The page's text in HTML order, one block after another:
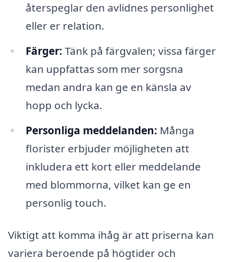
återspeglar den avlidnes personlighet
eller er relation.
Färger: Tänk på färgvalen; vissa färger
kan uppfattas som mer sorgsna
medan andra kan ge en känsla av
hopp och lycka.
Personliga meddelanden: Många
florister erbjuder möjligheten att
inkludera ett kort eller meddelande
med blommorna, vilket kan ge en
personlig touch.
Viktigt att komma ihåg är att priserna kan
variera beroende på högtider och